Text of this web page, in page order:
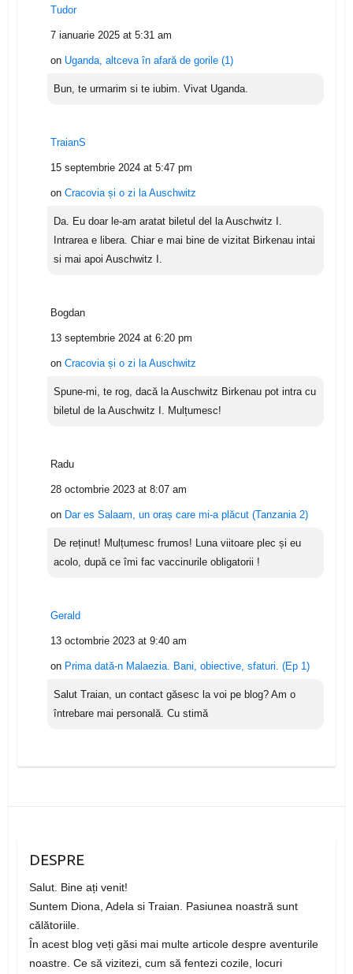
Tudor
7 ianuarie 2025 at 5:31 am
on Uganda, altceva în afară de gorile (1)
Bun, te urmarim si te iubim. Vivat Uganda.
TraianS
15 septembrie 2024 at 5:47 pm
on Cracovia și o zi la Auschwitz
Da. Eu doar le-am aratat biletul del la Auschwitz I.
Intrarea e libera. Chiar e mai bine de vizitat Birkenau intai
si mai apoi Auschwitz I.
Bogdan
13 septembrie 2024 at 6:20 pm
on Cracovia și o zi la Auschwitz
Spune-mi, te rog, dacă la Auschwitz Birkenau pot intra cu
biletul de la Auschwitz I. Mulțumesc!
Radu
28 octombrie 2023 at 8:07 am
on Dar es Salaam, un oraș care mi-a plăcut (Tanzania 2)
De reținut! Mulțumesc frumos! Luna viitoare plec și eu
acolo, după ce îmi fac vaccinurile obligatorii !
Gerald
13 octombrie 2023 at 9:40 am
on Prima dată-n Malaezia. Bani, obiective, sfaturi. (Ep 1)
Salut Traian, un contact găsesc la voi pe blog? Am o
întrebare mai personală. Cu stimă
DESPRE
Salut. Bine ați venit!
Suntem Diona, Adela si Traian. Pasiunea noastră sunt
călătoriile.
În acest blog veți găsi mai multe articole despre aventurile
noastre. Ce să vizitezi, cum să fentezi cozile, locuri